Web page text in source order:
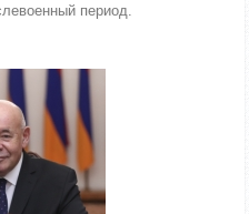
период.